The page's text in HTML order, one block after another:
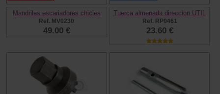
Mandriles escariadores chicles
Ref. MV0230
49.00 €
Tuerca almenada direccion UTIL
Ref. RP0461
23.60 €